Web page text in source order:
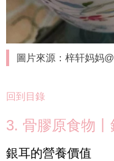
圖片來源：梓轩妈妈
回到目錄
3. 骨膠原食物丨
銀耳的營養價值